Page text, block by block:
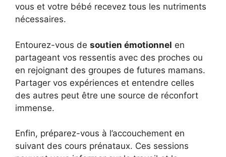
vous et votre bébé recevez tous les nutriments
nécessaires.
Entourez-vous de soutien émotionnel en
partageant vos ressentis avec des proches ou
en rejoignant des groupes de futures mamans.
Partager vos expériences et entendre celles
des autres peut être une source de réconfort
immense.
Enfin, préparez-vous à l’accouchement en
suivant des cours prénataux. Ces sessions